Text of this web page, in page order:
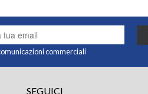
commerciali
SEGUICI